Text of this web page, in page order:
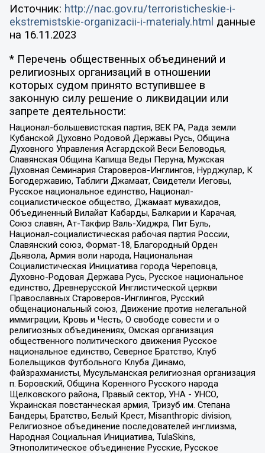
Источник: http://nac.gov.ru/terroristicheskie-i-
ekstremistskie-organizacii-i-materialy.html данные
на 16.11.2023
* Перечень общественных объединений и
религиозных организаций в отношении
которых судом принято вступившее в
законную силу решение о ликвидации или
запрете деятельности:
Национал-большевистская партия, ВЕК РА, Рада земли
Кубанской Духовно Родовой Державы Русь, Община
Духовного Управления Асгардской Веси Беловодья,
Славянская Община Капища Веды Перуна, Мужская
Духовная Семинария Староверов-Инглингов, Нурджулар, К
Богодержавию, Таблиги Джамаат, Свидетели Иеговы,
Русское национальное единство, Национал-
социалистическое общество, Джамаат мувахидов,
Объединенный Вилайат Кабарды, Балкарии и Карачая,
Союз славян, Ат-Такфир Валь-Хиджра, Пит Буль,
Национал-социалистическая рабочая партия России,
Славянский союз, Формат-18, Благородный Орден
Дьявола, Армия воли народа, Национальная
Социалистическая Инициатива города Череповца,
Духовно-Родовая Держава Русь, Русское национальное
единство, Древнерусской Инглистической церкви
Православных Староверов-Инглингов, Русский
общенациональный союз, Движение против нелегальной
иммиграции, Кровь и Честь, О свободе совести и о
религиозных объединениях, Омская организация
общественного политического движения Русское
национальное единство, Северное Братство, Клуб
Болельщиков Футбольного Клуба Динамо,
Файзрахманисты, Мусульманская религиозная организация
п. Боровский, Община Коренного Русского народа
Щелковского района, Правый сектор, УНА - УНСО,
Украинская повстанческая армия, Тризуб им. Степана
Бандеры, Братство, Белый Крест, Misanthropic division,
Религиозное объединение последователей инглиизма,
Народная Социальная Инициатива, TulaSkins,
Этнополитическое объединение Русские, Русское